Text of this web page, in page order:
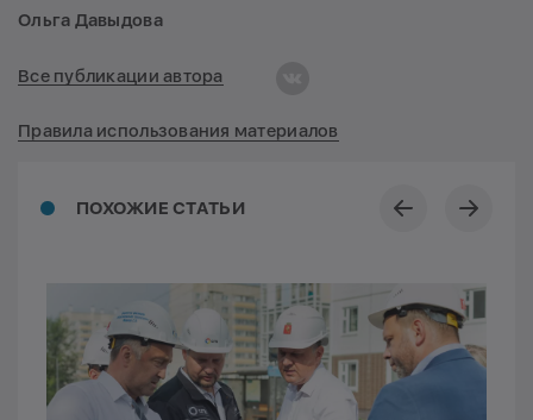
ПОХОЖИЕ СТАТЬИ
Ольга Давыдова
Все публикации автора
Правила использования материалов